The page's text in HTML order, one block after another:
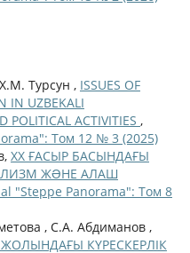
Турсун , ISSUES OF
IN UZBEKALI
POLITICAL ACTIVITIES ,
Том 12 № 3 (2025)
ХХ ҒАСЫР БАСЫНДАҒЫ
ЖƏНЕ АЛАШ
"Steppe Panorama": Том 8
, С.А. Абдиманов ,
КҮРЕСКЕРЛІК